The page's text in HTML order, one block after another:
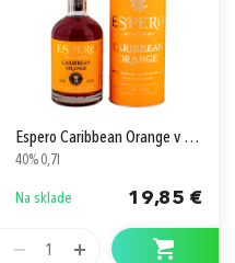
Espero Caribbean Orange v Tube
40% 0,7l
Na sklade 19,85 €
1